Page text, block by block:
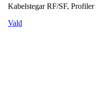
Kabelstegar RF/SF, Profiler
Vald